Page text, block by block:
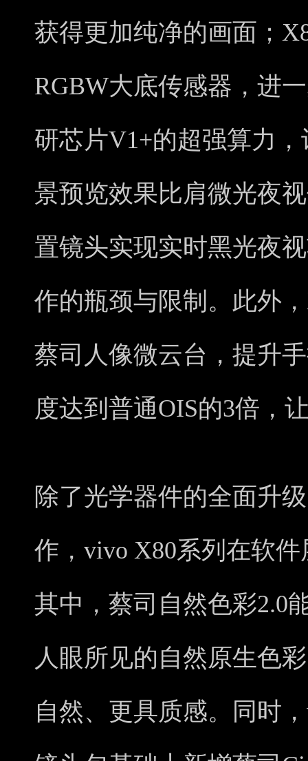
获得更加纯净的画面；
RGBW大底传感器，进
研芯片V1+的超强算力
景预览效果比肩微光夜
置镜头实现实时黑光夜
作的瓶颈与限制。此外
蔡司人像微云台，提升
度达到普通OIS的3倍，
除了光学器件的全面升
作，vivo X80系列在软
其中，蔡司自然色彩2.0
人眼所见的自然原生色
自然、更具质感。同时